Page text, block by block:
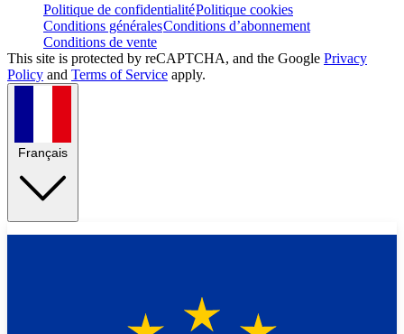
Politique de confidentialitéPolitique cookies
Conditions généralesConditions d’abonnement
Conditions de vente
This site is protected by reCAPTCHA, and the Google Privacy
Policy and Terms of Service apply.
Français